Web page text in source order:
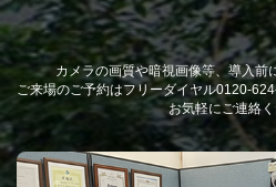
カメラの画質や暗視画像等、導入前
ご来場のご予約はフリーダイヤル0120-
お気軽にご連絡